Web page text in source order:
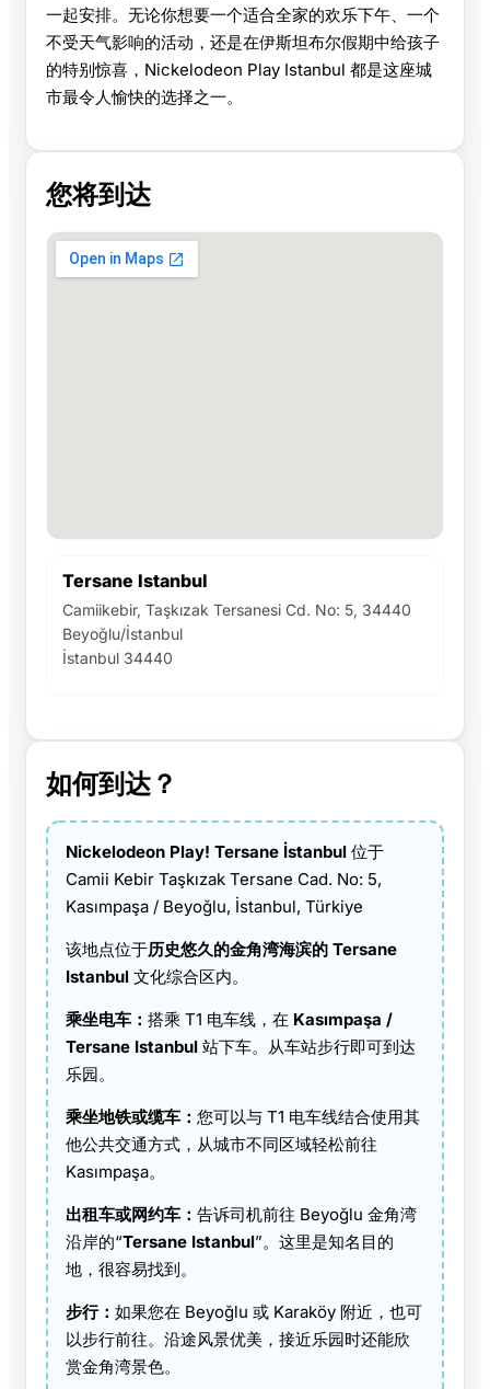
一起安排。无论你想要一个适合全家的欢乐下午、一个
不受天气影响的活动，还是在伊斯坦布尔假期中给孩子
的特别惊喜，Nickelodeon Play Istanbul 都是这座城
市最令人愉快的选择之一。
您将到达
Tersane Istanbul
Camiikebir, Taşkızak Tersanesi Cd. No: 5, 34440
Beyoğlu/İstanbul
İstanbul 34440
如何到达？
Nickelodeon Play! Tersane İstanbul 位于
Camii Kebir Taşkızak Tersane Cad. No: 5,
Kasımpaşa / Beyoğlu, İstanbul, Türkiye
该地点位于历史悠久的金角湾海滨的 Tersane
Istanbul 文化综合区内。
乘坐电车： 搭乘 T1 电车线，在 Kasımpaşa /
Tersane Istanbul 站下车。从车站步行即可到达
乐园。
乘坐地铁或缆车： 您可以与 T1 电车线结合使用其
他公共交通方式，从城市不同区域轻松前往
Kasımpaşa。
出租车或网约车： 告诉司机前往 Beyoğlu 金角湾
沿岸的“Tersane Istanbul”。这里是知名目的
地，很容易找到。
步行： 如果您在 Beyoğlu 或 Karaköy 附近，也可
以步行前往。沿途风景优美，接近乐园时还能欣
赏金角湾景色。